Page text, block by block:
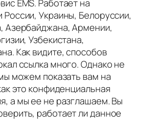
EMS. Работает на
России, Украины, Белоруссии,
Азербайджана, Армении,
Узбекистана,
Как видите, способов
ссылка много. Однако не
можем показать вам на
это конфиденциальная
а мы ее не разглашаем. Вы
работает ли данное